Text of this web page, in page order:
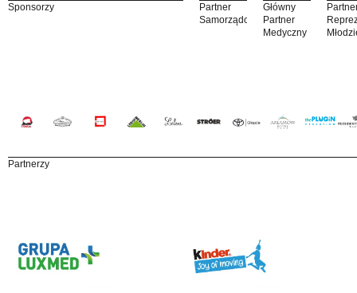
Sponsorzy
Partner
Samorządowy
Główny
Partner
Medyczny
Partnerzy